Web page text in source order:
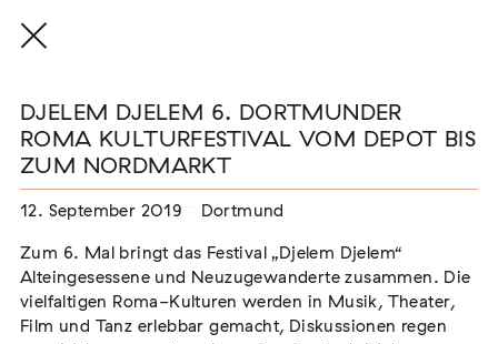
THE THREAD THAT HOLDS / DER FADEN,
DER HÄLT
22. Juli 2026 - 04. Oktober 2026 Augsburg
DJELEM DJELEM 6. DORTMUNDER
ROMA KULTURFESTIVAL VOM DEPOT BIS
ZUM NORDMARKT
12. September 2019 Dortmund
Zum 6. Mal bringt das Festival „Djelem Djelem“
Alteingesessene und Neuzugewanderte zusammen. Die
vielfaltigen Roma-Kulturen werden in Musik, Theater,
Film und Tanz erlebbar gemacht, Diskussionen regen